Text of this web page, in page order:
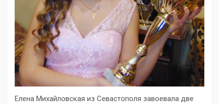
Елена Михайловская из Севастополя завоевала две